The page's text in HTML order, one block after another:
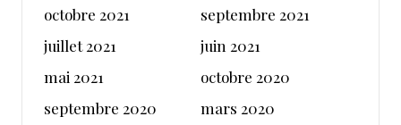
octobre 2021
septembre 2021
juillet 2021
juin 2021
mai 2021
octobre 2020
septembre 2020
mars 2020